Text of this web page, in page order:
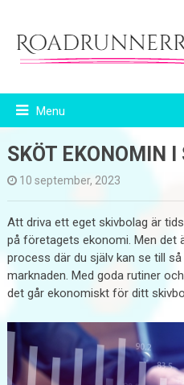
Menu
SKÖT EKONOMIN
10 september, 2023
Att driva ett eget skivbolag är
på företagets ekonomi. Men det
process där du själv kan se till
marknaden. Med goda rutiner
det går ekonomiskt för ditt